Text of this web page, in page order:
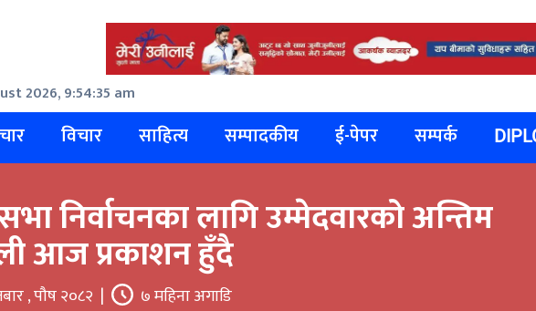
2026, 9:54:35 am
विचार साहित्य सम्पादकीय ई-पेपर सम्पर्क
सभा निर्वाचनका लागि उम्मेदवारको अन्तिम
आज प्रकाशन हुँदै
, पौष २०८२ | ७ महिना अगाडि